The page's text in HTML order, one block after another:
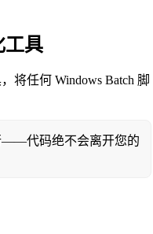
工具
将任何 Windows Batch 脚
——代码绝不会离开您的